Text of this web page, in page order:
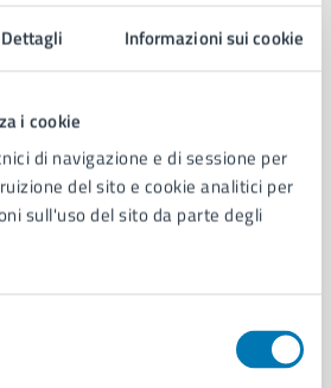
Dettagli Informazioni sui cookie
i cookie
di navigazione e di sessione per
del sito e cookie analitici per
sull'uso del sito da parte degli